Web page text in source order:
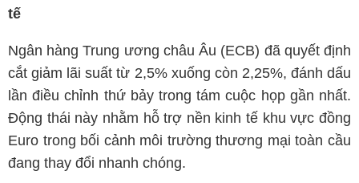
tế
Ngân hàng Trung ương châu Âu (ECB) đã quyết định
cắt giảm lãi suất từ 2,5% xuống còn 2,25%, đánh dấu
lần điều chỉnh thứ bảy trong tám cuộc họp gần nhất.
Động thái này nhằm hỗ trợ nền kinh tế khu vực đồng
Euro trong bối cảnh môi trường thương mại toàn cầu
đang thay đổi nhanh chóng.